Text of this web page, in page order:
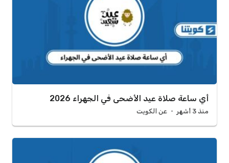
أي ساعة صلاة عيد الأضحى في الجهراء 2026
منذ 3 أشهر عن الكويت